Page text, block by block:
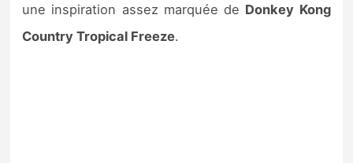
une inspiration assez marquée de Donkey Kong
Country Tropical Freeze.